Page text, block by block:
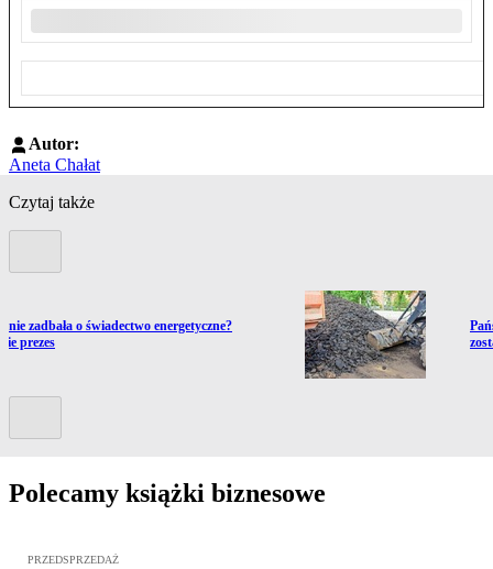
Autor:
Aneta Chałat
Czytaj także
do artykułu:
nie zadbała o świadectwo energetyczne?
prezes
Polecamy książki biznesowe
Przejdź do: Dyrektywa NIS2. Komentarz [PRZEDSPRZEDAŻ],
PRZEDSPRZEDAŻ